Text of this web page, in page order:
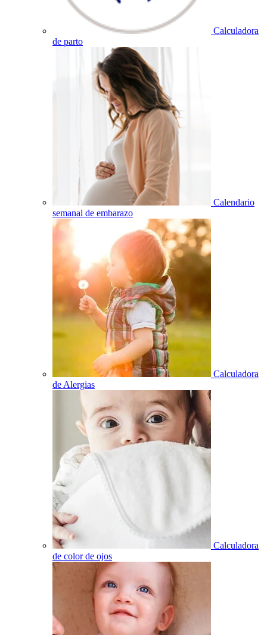
Calculadora
de parto
Calendario
semanal de embarazo
Calculadora
de Alergias
Calculadora
de color de ojos